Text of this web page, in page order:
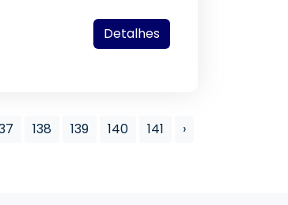
Detalhes
138 139 140 141 ›